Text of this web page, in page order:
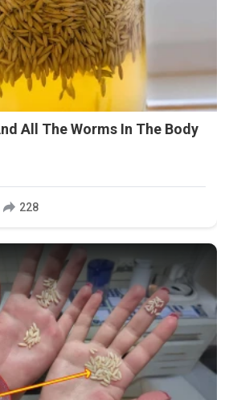
All The Worms In The Body
228